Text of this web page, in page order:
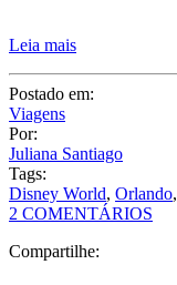
Leia mais
Postado em:
Viagens
Por:
Juliana Santiago
Tags:
Disney World, Orlando,
2 COMENTÁRIOS
Compartilhe: